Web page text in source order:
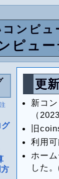
コンピュ
ピュ
グ
更
新コ
（
旧
利用
ホー
した